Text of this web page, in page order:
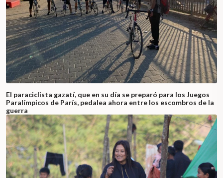
El paraciclista gazatí, que en su día se preparó para los Juegos
Paralímpicos de París, pedalea ahora entre los escombros de la
guerra